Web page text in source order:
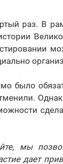
раз. В
было
мы
дает